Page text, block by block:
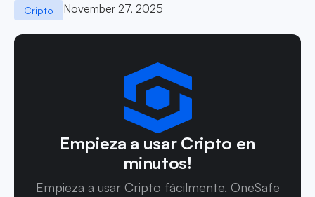
Cripto November 27, 2025
Empieza a usar Cripto en
minutos!
Empieza a usar Cripto fácilmente. OneSafe